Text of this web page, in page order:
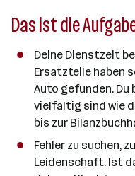
e
a
Das ist die
Deine Dienstzeit
Ersatzteile haben
Auto gefunden. Du
vielfältig sind wie
bis zur
Fehler zu suchen,
Leidenschaft. Ist